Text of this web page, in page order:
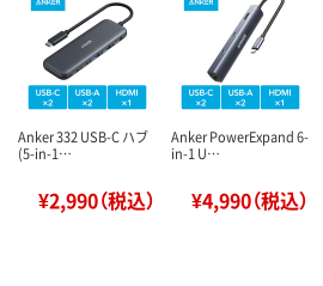
Anker 332 USB-C ハブ
(5-in-1…
¥2,990（税込）
Anker PowerExpand 6-
in-1 U…
¥4,990（税込）